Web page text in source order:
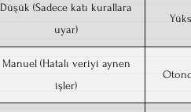
Düşük (Sadece katı kurallara
uyar)
Manuel (Hatalı veriyi aynen
işler)